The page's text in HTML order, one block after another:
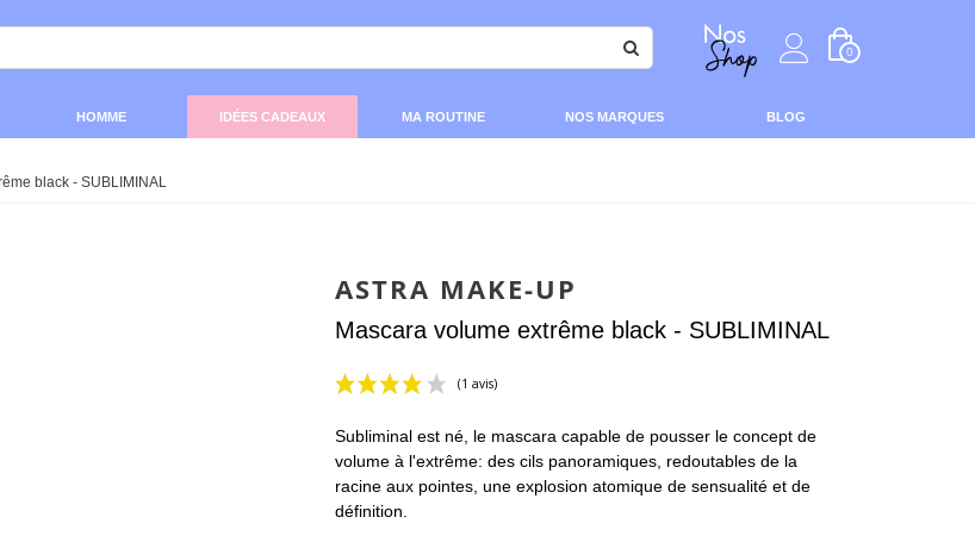
0
HOMME IDÉES CADEAUX MA ROUTINE NOS MARQUES BLOG
black - SUBLIMINAL
ASTRA MAKE-UP
Mascara volume extrême black - SUBLIMINAL
(1 avis)
Subliminal est né, le mascara capable de pousser le concept de
volume à l'extrême: des cils panoramiques, redoutables de la
racine aux pointes, une explosion atomique de sensualité et de
définition.